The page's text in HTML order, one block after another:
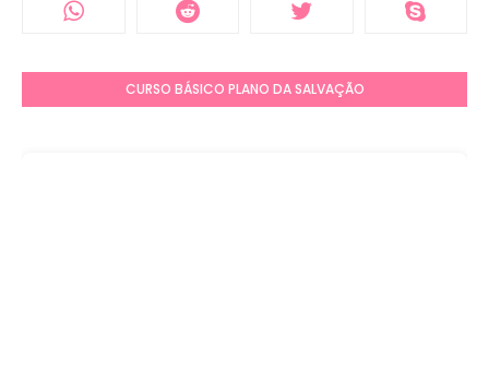
CURSO BÁSICO PLANO DA SALVAÇÃO